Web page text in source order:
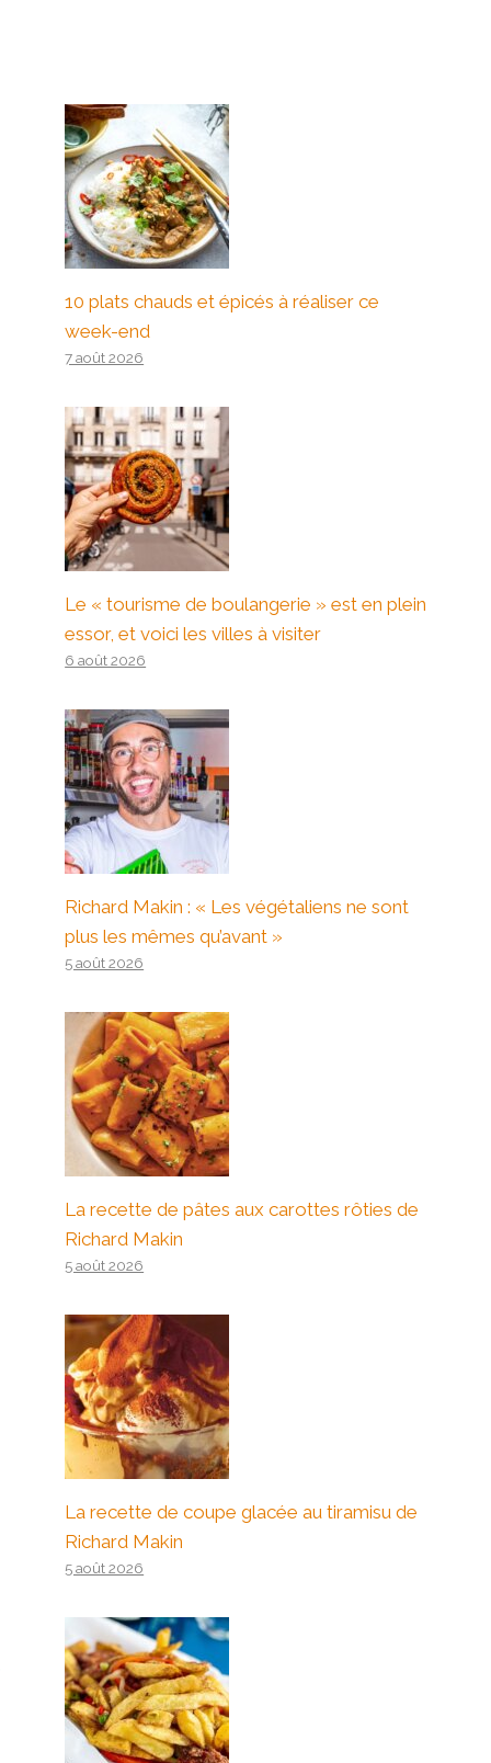
10 plats chauds et épicés à réaliser ce
week-end
7 août 2026
Le « tourisme de boulangerie » est en plein
essor, et voici les villes à visiter
6 août 2026
Richard Makin : « Les végétaliens ne sont
plus les mêmes qu’avant »
5 août 2026
La recette de pâtes aux carottes rôties de
Richard Makin
5 août 2026
La recette de coupe glacée au tiramisu de
Richard Makin
5 août 2026